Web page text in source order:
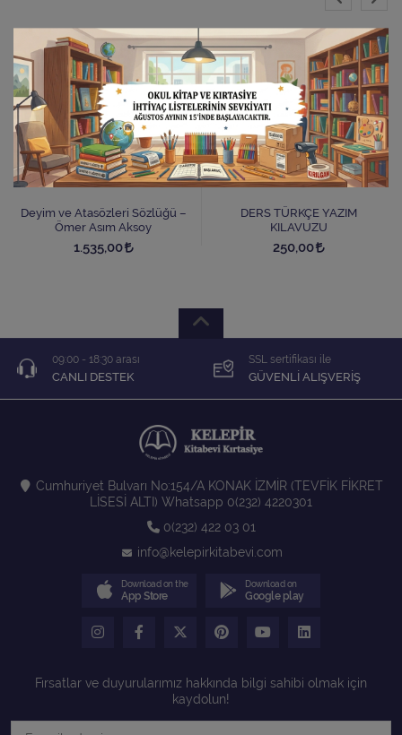
Deyim ve Atasözleri Sözlüğü –
Ömer Asım Aksoy
1.535,00
DERS TÜRKÇE YAZIM
KILAVUZU
250,00
09:00 - 18:30 arası
CANLI DESTEK
SSL sertifikası ile
GÜVENLİ ALIŞVERİŞ
Cumhuriyet Bulvarı No:154/A KONAK İZMİR (TEVFİK FİKRET
LİSESİ ALTI) Whatsapp 0(232) 4220301
0(232) 422 03 01
info@kelepirkitabevi.com
Download on the
App Store
Download on
Google play
Fırsatlar ve duyurularımız hakkında bilgi sahibi olmak için
kaydolun!